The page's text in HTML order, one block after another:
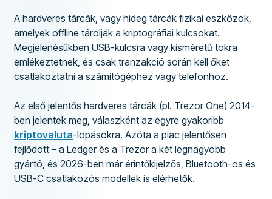
A hardveres tárcák, vagy hideg tárcák fizikai eszközök,
amelyek offline tárolják a kriptográfiai kulcsokat.
Megjelenésükben USB-kulcsra vagy kisméretű tokra
emlékeztetnek, és csak tranzakció során kell őket
csatlakoztatni a számítógéphez vagy telefonhoz.
Az első jelentős hardveres tárcák (pl. Trezor One) 2014-
ben jelentek meg, válaszként az egyre gyakoribb
kriptovaluta-lopásokra. Azóta a piac jelentősen
fejlődött – a Ledger és a Trezor a két legnagyobb
gyártó, és 2026-ben már érintőkijelzős, Bluetooth-os és
USB-C csatlakozós modellek is elérhetők.